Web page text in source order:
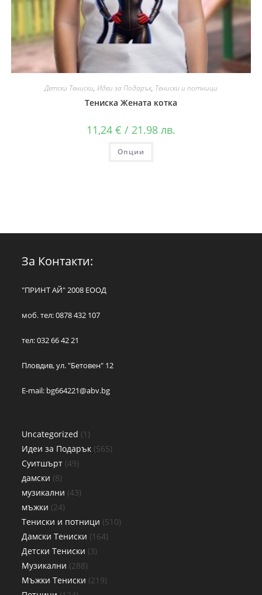
Детски Тениски, Идеи за Подарък, Тениски и потници
Тениска Жената котка
11,24 € / 21.98 лв.
Опции
За Контакти:
"ПРИНТ АЙ" 2008 ЕООД
моб. тел: 0878 432 107
тел: 032 66 42 21
Пловдив, ул. "Бетовен" 12
E-mail: bg664221@abv.bg
Uncategorized 1
Идеи за Подарък 565
Суитшърт 49
дамски 8
музикални 43
мъжки 24
Тениски и потници 510
Дамски Тениски 164
Детски Тениски 3
Музикални 288
Мъжки Тениски 219